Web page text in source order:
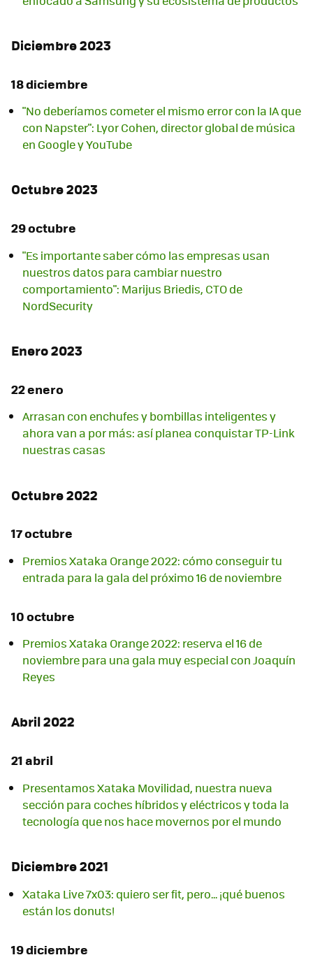
Diciembre 2023
18 diciembre
"No deberíamos cometer el mismo error con la IA que
con Napster": Lyor Cohen, director global de música
en Google y YouTube
Octubre 2023
29 octubre
"Es importante saber cómo las empresas usan
nuestros datos para cambiar nuestro
comportamiento": Marijus Briedis, CTO de
NordSecurity
Enero 2023
22 enero
Arrasan con enchufes y bombillas inteligentes y
ahora van a por más: así planea conquistar TP-Link
nuestras casas
Octubre 2022
17 octubre
Premios Xataka Orange 2022: cómo conseguir tu
entrada para la gala del próximo 16 de noviembre
10 octubre
Premios Xataka Orange 2022: reserva el 16 de
noviembre para una gala muy especial con Joaquín
Reyes
Abril 2022
21 abril
Presentamos Xataka Movilidad, nuestra nueva
sección para coches híbridos y eléctricos y toda la
tecnología que nos hace movernos por el mundo
Diciembre 2021
Xataka Live 7x03: quiero ser fit, pero... ¡qué buenos
están los donuts!
19 diciembre